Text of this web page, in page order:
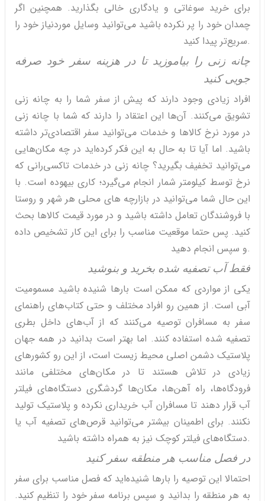
برای خرید سوغاتی و یادگاری خالی بگذارید. همچنین اگر
چمدان خود را پر نکرده باشید می‌توانید وسایل موردنیاز خود را
سریع‌تر پیدا کنید.
چانه زنی را بیاموزید تا در هزینه سفر خود صرفه
جویی کنید
افراد زیادی وجود دارند که پیش از سفر شما را به چانه زنی
تشویق می‌کنند. آن‌ها این اعتقاد را دارند که شما با چانه زنی
در مورد نرخ کالاها و خدمات می‌توانید سفر اقتصادی‌تر داشته
باشید. اما آیا تا به حال به این فکر کرده‌اید در چه مکان‌هایی
می‌توانید تخفیف بگیرید؟ چانه زنی در خدمات تاکسی‌رانی که
نرخ توسط کیلومتر شمار انجام می‌گیرد؛ کاری بیهوده است. با
این حال شما می‌توانید در بازارچه های محلی هر شهر و روستا
با فروشندگان تعامل داشته باشید و در مورد قیمت کالاها بحث
کنید. پس حتما موقعیت مناسب را برای این کار تشخیص داده
و سپس انجام دهید.
فقط آب تصفیه شده بخرید و بنوشید
یکی از مواردی که ممکن است بارها شنیده باشید مسمومیت
آبی است. از همین رو افراد مختلف و حتی کتاب‌های راهنمای
سفر به مسافران توصیه می‌کنند که از آب‌های داخل بطری
تصفیه شده استفاده کنند. اما بهتر است بدانید در همه جهان
پلاستیک دشمن اصلی محیط زیست است، از این رو کشورهای
زیادی در تلاش هستند تا در مکان‌های مختلفی مانند
فرودگاه‌ها، راه آهن‌ها، مکان‌ها گردشگری دستگاه‌های فیلتر
آب قرار دهند تا مسافران آب خریداری نکرده و پلاستیک تولید
نکنند. برای اطمینان بیشتر می‌توانید قرص‌های تصفیه آب یا
دستگاه‌های فیلتر کوچک نیز به همراه داشته باشید.
در فصل مناسب هر منطقه سفر کنید
احتمالا این توصیه را بارها شنیده‌اید که فصل مناسب برای سفر
به هر منطقه را بدانید و سپس برنامه سفر خود را تنظیم کنید.